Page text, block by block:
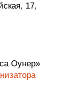
17,
Оунер»